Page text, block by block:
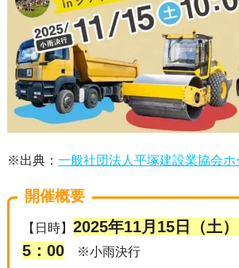
※出典： 一般社団法人平塚建設業協会ホ
開催概要
【日時】 2025年11月15日（土
5：00※小雨決行